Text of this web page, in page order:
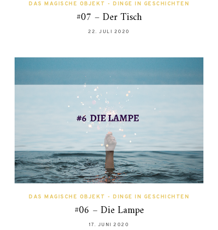
DAS MAGISCHE OBJEKT - DINGE IN GESCHICHTEN
#07 – Der Tisch
22. JULI 2020
DAS MAGISCHE OBJEKT - DINGE IN GESCHICHTEN
#06 – Die Lampe
17. JUNI 2020